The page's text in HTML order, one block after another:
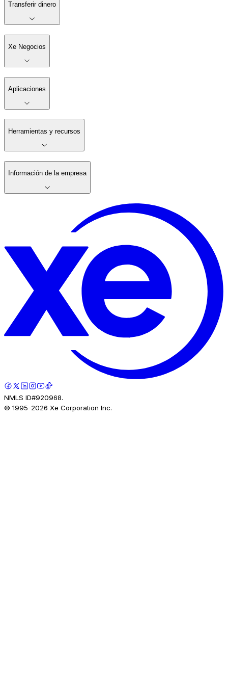
Transferir dinero
Xe Negocios
Aplicaciones
Herramientas y recursos
Información de la empresa
NMLS ID#920968.
© 1995-2026 Xe Corporation Inc.